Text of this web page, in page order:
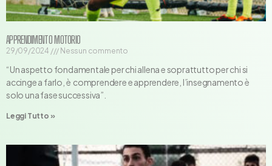
APPRENDIMENTO MOTORIO
29/09/2024 Nessun commento
“Un aspetto fondamentale per chi allena e soprattutto per chi si
accinge a farlo, è comprendere e apprendere, l’insegnamento è
solo una fase successiva”.
Leggi Tutto »